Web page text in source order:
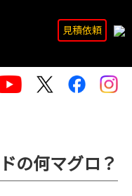
見積依頼
の何マグロ？